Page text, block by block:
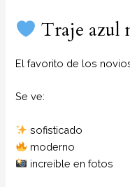
Traje azul
El favorito de los
Se ve:
sofisticado
moderno
increíble en fotos